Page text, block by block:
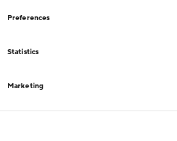
Preferences
Statistics
Marketing